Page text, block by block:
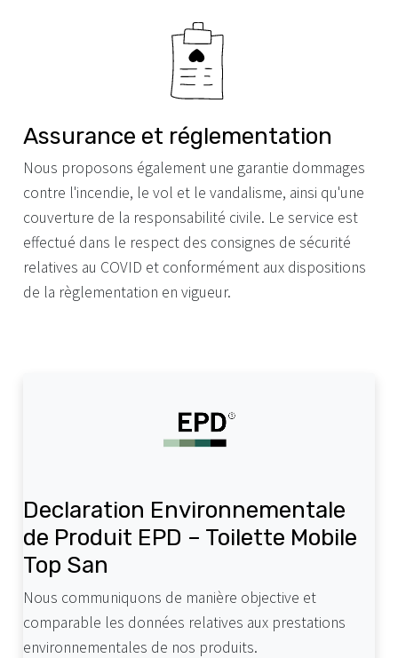
Assurance et réglementation
Nous proposons également une garantie dommages
contre l'incendie, le vol et le vandalisme, ainsi qu'une
couverture de la responsabilité civile. Le service est
effectué dans le respect des consignes de sécurité
relatives au COVID et conformément aux dispositions
de la règlementation en vigueur.
Declaration Environnementale
de Produit EPD – Toilette Mobile
Top San
Nous communiquons de manière objective et
comparable les données relatives aux prestations
environnementales de nos produits.